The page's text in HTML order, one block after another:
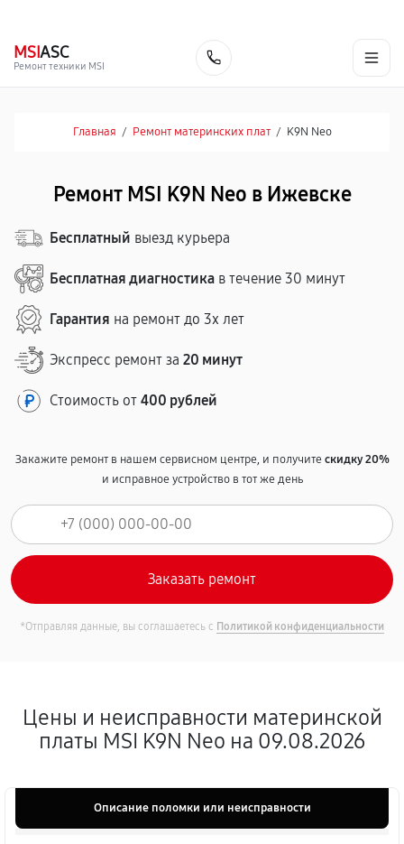
MSIASC
Ремонт техники MSI
Главная / Ремонт материнских плат / K9N Neo
Ремонт MSI K9N Neo в Ижевске
Бесплатный выезд курьера
Бесплатная диагностика в течение 30 минут
Гарантия на ремонт до 3х лет
Экспресс ремонт за 20 минут
Стоимость от 400 рублей
Закажите ремонт в нашем сервисном центре, и получитескидку 20%
и исправное устройство в тот же день
*Отправляя данные, вы соглашаетесь с Политикой конфиденциальности
Цены и неисправности материнской
платы MSI K9N Neo на 09.08.2026
Описание поломки или неисправности